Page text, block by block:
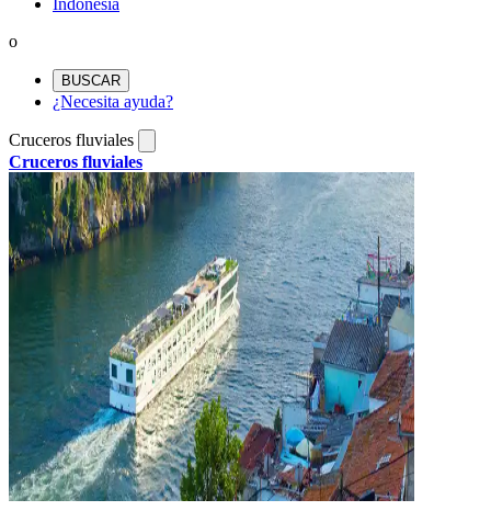
Indonesia
o
BUSCAR
¿Necesita ayuda?
Cruceros fluviales
Cruceros fluviales